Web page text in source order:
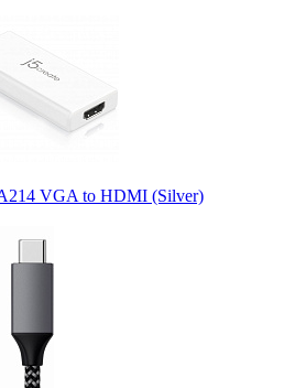
VGA to HDMI (Silver)